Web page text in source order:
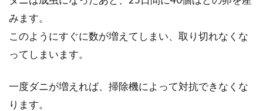
みます。
このようにすぐに数が増えてしまい、取り切れなくな
ってしまいます。
一度ダニが増えれば、掃除機によって対抗できなくな
ります。